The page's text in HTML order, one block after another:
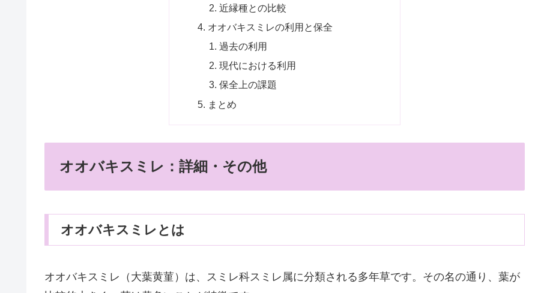
近縁種との比較
オオバキスミレの利用と保全
過去の利用
現代における利用
保全上の課題
まとめ
オオバキスミレ：詳細・その他
オオバキスミレとは
オオバキスミレ（大葉黄菫）は、スミレ科スミレ属に分類される多年草です。その名の通り、葉が